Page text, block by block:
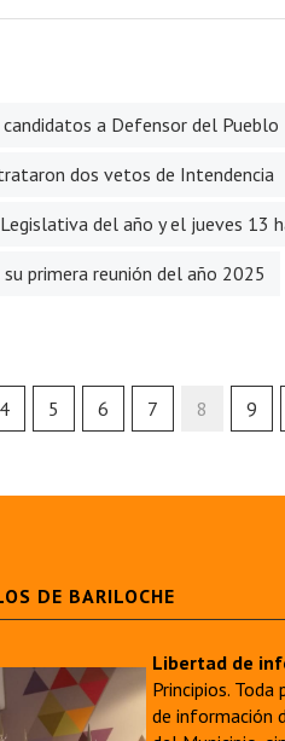
a Defensor del Pueblo
dos vetos de Intendencia
del año y el jueves 13
primera reunión del año 2025
4 5 6 7 8 9
DE BARILOCHE
Libertad de
Principios.
de información